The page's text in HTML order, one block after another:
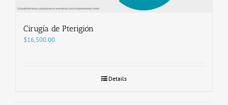
Cirugía de Pterigión
$16,500.00
Details